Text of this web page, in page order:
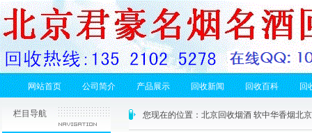
网站首页 公司简介 产品展示 回收新闻 回收百科 回
栏目导航 您现在的位置： 北京回收烟酒 软中华香烟北